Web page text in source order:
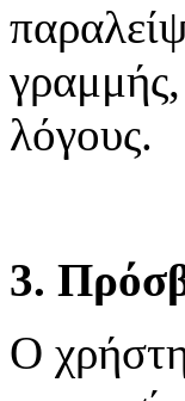
λόγους.
3.
Ο